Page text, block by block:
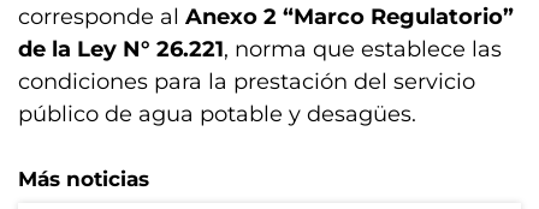
corresponde al Anexo 2 “Marco Regulatorio”
de la Ley N° 26.221, norma que establece las
condiciones para la prestación del servicio
público de agua potable y desagües.
Más noticias